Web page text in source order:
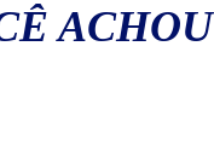
ACHOU